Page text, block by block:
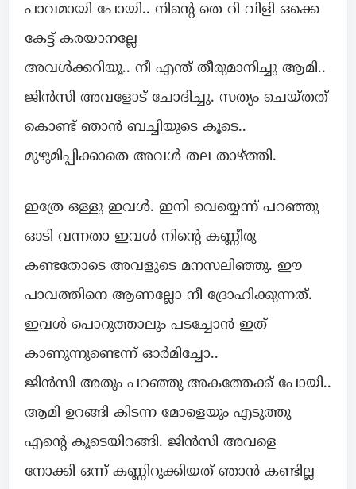
പാവമായി പോയി.. നിന്റെ തെ റി വിളി ഒക്കെ
കേട്ട് കരയാനല്ലേ
അവൾക്കറിയൂ.. നീ എന്ത് തീരുമാനിച്ചു ആമി..
ജിൻസി അവളോട് ചോദിച്ചു. സത്യം ചെയ്തത്
കൊണ്ട് ഞാൻ ബച്ചിയുടെ കൂടെ..
മുഴുമിപ്പിക്കാതെ അവൾ തല താഴ്ത്തി.
ഇത്രേ ഒള്ളു ഇവൾ. ഇനി വെയ്യെന്ന് പറഞ്ഞു
ഓടി വന്നതാ ഇവൾ നിന്റെ കണ്ണീരു
കണ്ടതോടെ അവളുടെ മനസലിഞ്ഞു. ഈ
പാവത്തിനെ ആണല്ലോ നീ ദ്രോഹിക്കുന്നത്.
ഇവൾ പൊറുത്താലും പടച്ചോൻ ഇത്
കാണുന്നുണ്ടെന്ന് ഓർമിച്ചോ..
ജിൻസി അതും പറഞ്ഞു അകത്തേക്ക് പോയി..
ആമി ഉറങ്ങി കിടന്ന മോളെയും എടുത്തു
എന്റെ കൂടെയിറങ്ങി. ജിൻസി അവളെ
നോക്കി ഒന്ന് കണ്ണിറുക്കിയത് ഞാൻ കണ്ടില്ല